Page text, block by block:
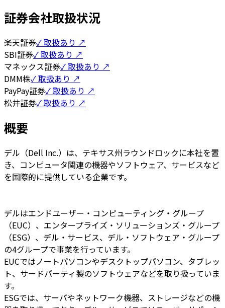
証券会社取扱状況
楽天証券✓ 取扱あり ↗
SBI証券✓ 取扱あり ↗
マネックス証券✓ 取扱あり ↗
DMM株✓ 取扱あり ↗
PayPay証券✓ 取扱あり ↗
松井証券✓ 取扱あり ↗
概要
デル（Dell Inc.）は、テキサス州ラウンドロックに本社を置
き、コンピュータ関連の機器やソフトウェア、サービスなど
を国際的に提供している企業です。
デルはエンドユーザー・コンピューティング・グループ
（EUC）、エンタープライズ・ソリューションズ・グループ
（ESG）、デル・サービス、デル・ソフトウェア・グループ
の4グループで事業を行っています。
EUCではノートパソコンやデスクトップパソコン、タブレッ
ト、サードパーティ製のソフトウェアなどを取り扱っていま
す。
ESGでは、サーバやネットワーク機器、ストレージなどの機